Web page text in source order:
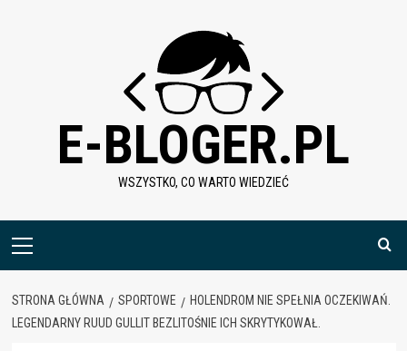
E-BLOGER.PL
WSZYSTKO, CO WARTO WIEDZIEĆ
Menu
STRONA GŁÓWNA SPORTOWE
HOLENDROM NIE SPEŁNIA OCZEKIWAŃ.
LEGENDARNY RUUD GULLIT BEZLITOŚNIE ICH SKRYTYKOWAŁ.